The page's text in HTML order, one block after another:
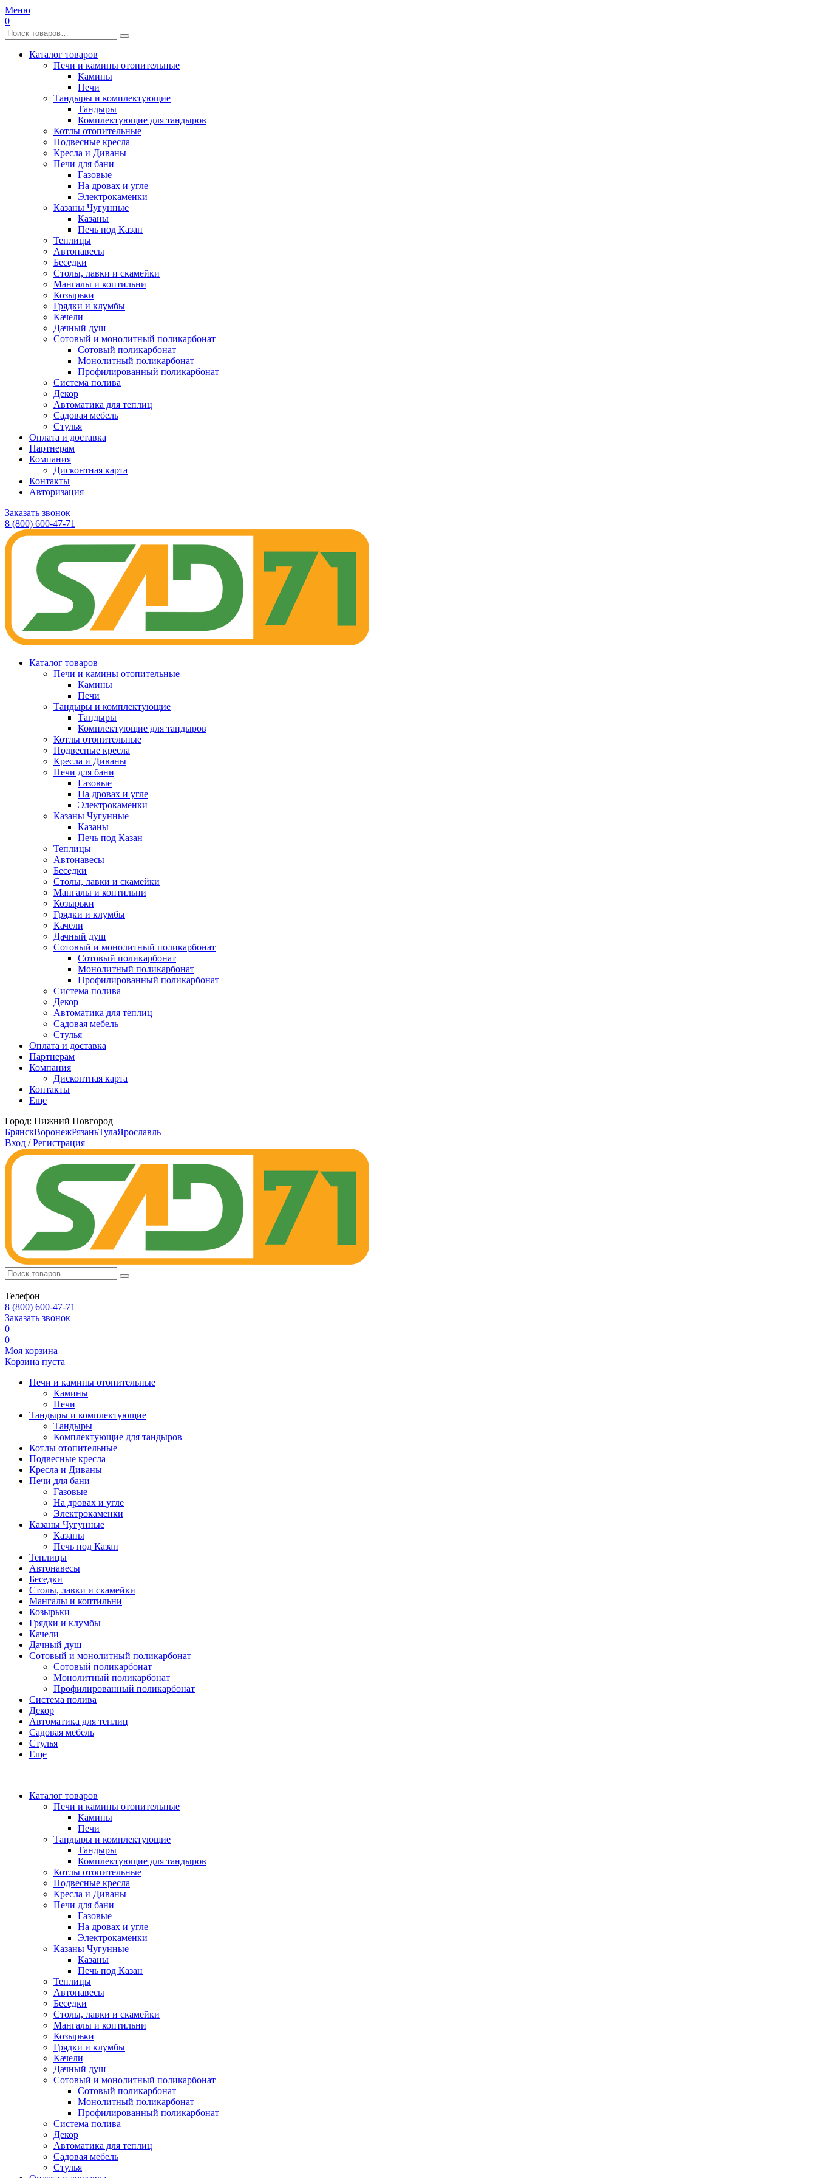
Меню
0
Каталог товаров
Печи и камины отопительные
Камины
Печи
Тандыры и комплектующие
Тандыры
Комплектующие для тандыров
Котлы отопительные
Подвесные кресла
Кресла и Диваны
Печи для бани
Газовые
На дровах и угле
Электрокаменки
Казаны Чугунные
Казаны
Печь под Казан
Теплицы
Автонавесы
Беседки
Столы, лавки и скамейки
Мангалы и коптильни
Козырьки
Грядки и клумбы
Качели
Дачный душ
Сотовый и монолитный поликарбонат
Сотовый поликарбонат
Монолитный поликарбонат
Профилированный поликарбонат
Система полива
Декор
Автоматика для теплиц
Садовая мебель
Стулья
Оплата и доставка
Партнерам
Компания
Дисконтная карта
Контакты
Авторизация
Заказать звонок
8 (800) 600-47-71
Каталог товаров
Печи и камины отопительные
Камины
Печи
Тандыры и комплектующие
Тандыры
Комплектующие для тандыров
Котлы отопительные
Подвесные кресла
Кресла и Диваны
Печи для бани
Газовые
На дровах и угле
Электрокаменки
Казаны Чугунные
Казаны
Печь под Казан
Теплицы
Автонавесы
Беседки
Столы, лавки и скамейки
Мангалы и коптильни
Козырьки
Грядки и клумбы
Качели
Дачный душ
Сотовый и монолитный поликарбонат
Сотовый поликарбонат
Монолитный поликарбонат
Профилированный поликарбонат
Система полива
Декор
Автоматика для теплиц
Садовая мебель
Стулья
Оплата и доставка
Партнерам
Компания
Дисконтная карта
Контакты
Еще
Город: Нижний Новгород
БрянскВоронежРязаньТулаЯрославль
Вход / Регистрация
Телефон
8 (800) 600-47-71
Заказать звонок
0
0
Моя корзина
Корзина пуста
Печи и камины отопительные
Камины
Печи
Тандыры и комплектующие
Тандыры
Комплектующие для тандыров
Котлы отопительные
Подвесные кресла
Кресла и Диваны
Печи для бани
Газовые
На дровах и угле
Электрокаменки
Казаны Чугунные
Казаны
Печь под Казан
Теплицы
Автонавесы
Беседки
Столы, лавки и скамейки
Мангалы и коптильни
Козырьки
Грядки и клумбы
Качели
Дачный душ
Сотовый и монолитный поликарбонат
Сотовый поликарбонат
Монолитный поликарбонат
Профилированный поликарбонат
Система полива
Декор
Автоматика для теплиц
Садовая мебель
Стулья
Еще
Каталог товаров
Печи и камины отопительные
Камины
Печи
Тандыры и комплектующие
Тандыры
Комплектующие для тандыров
Котлы отопительные
Подвесные кресла
Кресла и Диваны
Печи для бани
Газовые
На дровах и угле
Электрокаменки
Казаны Чугунные
Казаны
Печь под Казан
Теплицы
Автонавесы
Беседки
Столы, лавки и скамейки
Мангалы и коптильни
Козырьки
Грядки и клумбы
Качели
Дачный душ
Сотовый и монолитный поликарбонат
Сотовый поликарбонат
Монолитный поликарбонат
Профилированный поликарбонат
Система полива
Декор
Автоматика для теплиц
Садовая мебель
Стулья